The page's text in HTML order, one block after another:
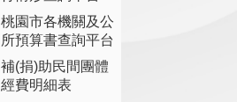
桃園市各機關及公
所預算書查詢平台
補(捐)助民間團體
經費明細表